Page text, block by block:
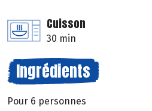
Cuisson
30 min
Ingrédients
Pour 6 personnes